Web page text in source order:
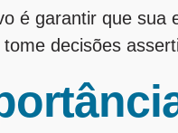
é garantir que sua
decisões